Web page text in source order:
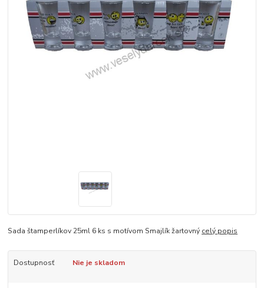
Sada štamperlíkov 25ml 6 ks s motívom Smajlík žartovný celý popis
Dostupnosť Nie je skladom